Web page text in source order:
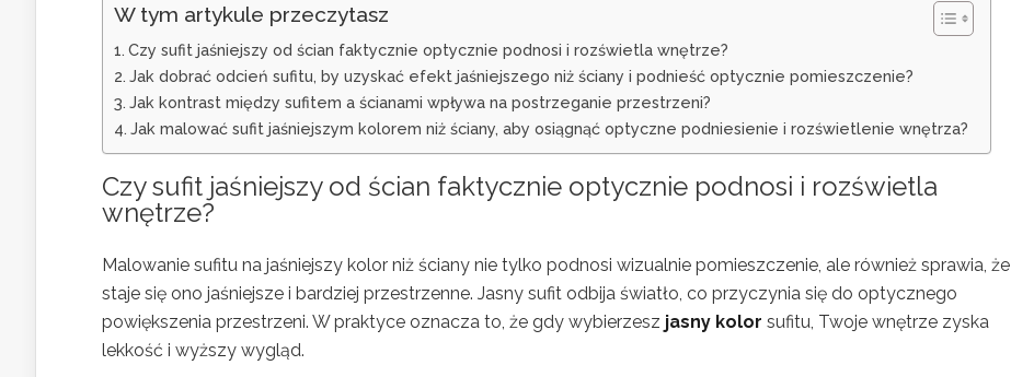
W tym artykule przeczytasz
Czy sufit jaśniejszy od ścian faktycznie optycznie podnosi i rozświetla wnętrze?
Jak dobrać odcień sufitu, by uzyskać efekt jaśniejszego niż ściany i podnieść optycznie pomieszczenie?
Jak kontrast między sufitem a ścianami wpływa na postrzeganie przestrzeni?
Jak malować sufit jaśniejszym kolorem niż ściany, aby osiągnąć optyczne podniesienie i rozświetlenie wnętrza?
Czy sufit jaśniejszy od ścian faktycznie optycznie podnosi i rozświetla
wnętrze?
Malowanie sufitu na jaśniejszy kolor niż ściany nie tylko podnosi wizualnie pomieszczenie, ale również sprawia, że
staje się ono jaśniejsze i bardziej przestrzenne. Jasny sufit odbija światło, co przyczynia się do optycznego
powiększenia przestrzeni. W praktyce oznacza to, że gdy wybierzesz jasny kolor sufitu, Twoje wnętrze zyska
lekkość i wyższy wygląd.